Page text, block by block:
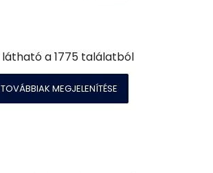
látható a1775találatból
TOVÁBBIAK MEGJELENÍTÉSE